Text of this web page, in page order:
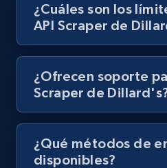
991+ 164+
Lazada - Products -
category URL or brand URL
URL, Title, Rating, Reviews,
price, Currency, Stock, and
¿Cuáles son los
API Scraper de
¿Ofrecen soporte
Scraper de
¿Qué métodos de
disponibles?